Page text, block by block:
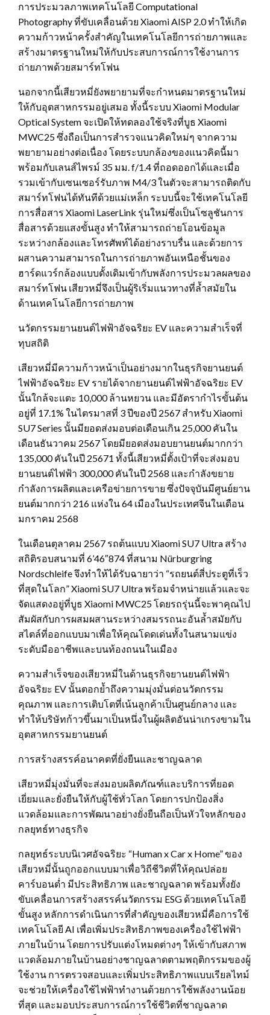
การประมวลภาพเทคโนโลยี Computational
Photography ที่ขับเคลื่อนด้วย Xiaomi AISP 2.0 ทำให้เกิด
ความก้าวหน้าครั้งสำคัญในเทคโนโลยีการถ่ายภาพและ
สร้างมาตรฐานใหม่ให้กับประสบการณ์การใช้งานการ
ถ่ายภาพด้วยสมาร์ทโฟน
นอกจากนี้เสียวหมี่ยังพยายามที่จะกำหนดมาตรฐานใหม่
ให้กับอุตสาหกรรมอยู่เสมอ ทั้งนี้ระบบ Xiaomi Modular
Optical System จะเปิดให้ทดลองใช้จริงที่บูธ Xiaomi
MWC25 ซึ่งถือเป็นการสำรวจแนวคิดใหม่ๆ จากความ
พยายามอย่างต่อเนื่อง โดยระบบกล้องของแนวคิดนี้มา
พร้อมกับเลนส์ไพรม์ 35 มม. f/1.4 ที่ถอดออกได้และเมื่อ
รวมเข้ากับเซนเซอร์รับภาพ M4/3 ในตัวจะสามารถติดกับ
สมาร์ทโฟนได้ทันทีด้วยแม่เหล็ก ระบบนี้จะใช้เทคโนโลยี
การสื่อสาร Xiaomi LaserLink รุ่นใหม่ซึ่งเป็นโซลูชันการ
สื่อสารด้วยแสงขั้นสูง ทำให้สามารถถ่ายโอนข้อมูล
ระหว่างกล้องและโทรศัพท์ได้อย่างราบรื่น และด้วยการ
ผสานความสามารถในการถ่ายภาพอันเหนือชั้นของ
ฮาร์ดแวร์กล้องแบบดั้งเดิมเข้ากับพลังการประมวลผลของ
สมาร์ทโฟน เสียวหมี่จึงเป็นผู้ริเริ่มแนวทางที่ล้ำสมัยใน
ด้านเทคโนโลยีการถ่ายภาพ
นวัตกรรมยานยนต์ไฟฟ้าอัจฉริยะ EV และความสำเร็จที่
ทุบสถิติ
เสียวหมี่มีความก้าวหน้าเป็นอย่างมากในธุรกิจยานยนต์
ไฟฟ้าอัจฉริยะ EV รายได้จากยานยนต์ไฟฟ้าอัจฉริยะ EV
นั้นใกล้จะแตะ 10,000 ล้านหยวน และมีอัตรากำไรขั้นต้น
อยู่ที่ 17.1% ในไตรมาสที่ 3 ปีของปี 2567 สำหรับ Xiaomi
SU7 Series นั้นมียอดส่งมอบต่อเดือนเกิน 25,000 คันใน
เดือนธันวาคม 2567 โดยมียอดส่งมอบยานยนต์มากกว่า
135,000 คันในปี 25671 ทั้งนี้เสียวหมี่ตั้งเป้าที่จะส่งมอบ
ยานยนต์ไฟฟ้า 300,000 คันในปี 2568 และกำลังขยาย
กำลังการผลิตและเครือข่ายการขาย ซึ่งปัจจุบันมีศูนย์ยาน
ยนต์มากกว่า 216 แห่งใน 64 เมืองในประเทศจีนในเดือน
มกราคม 2568
ในเดือนตุลาคม 2567 รถต้นแบบ Xiaomi SU7 Ultra สร้าง
สถิติรอบสนามที่ 6’46″874 ที่สนาม Nürburgring
Nordschleife จึงทำให้ได้รับฉายาว่า “รถยนต์สี่ประตูที่เร็ว
ที่สุดในโลก” Xiaomi SU7 Ultra พร้อมจำหน่ายแล้วและจะ
จัดแสดงอยู่ที่บูธ Xiaomi MWC25 โดยรถรุ่นนี้จะพาคุณไป
สัมผัสกับการผสมผสานระหว่างสมรรถนะอันล้ำสมัยกับ
สไตล์ที่ออกแบบมาเพื่อให้คุณโดดเด่นทั้งในสนามแข่ง
ระดับมืออาชีพและบนท้องถนนในเมือง
ความสำเร็จของเสียวหมี่ในด้านธุรกิจยานยนต์ไฟฟ้า
อัจฉริยะ EV นั้นตอกย้ำถึงความมุ่งมั่นต่อนวัตกรรม
คุณภาพ และการเติบโตที่เน้นลูกค้าเป็นศูนย์กลาง และ
ทำให้บริษัทก้าวขึ้นมาเป็นหนึ่งในผู้ผลิตอันน่าเกรงขามใน
อุตสาหกรรมยานยนต์
การสร้างสรรค์อนาคตที่ยั่งยืนและชาญฉลาด
เสียวหมี่มุ่งมั่นที่จะส่งมอบผลิตภัณฑ์และบริการที่ยอด
เยี่ยมและยั่งยืนให้กับผู้ใช้ทั่วโลก โดยการปกป้องสิ่ง
แวดล้อมและการพัฒนาอย่างยั่งยืนถือเป็นหัวใจหลักของ
กลยุทธ์ทางธุรกิจ
กลยุทธ์ระบบนิเวศอัจฉริยะ “Human x Car x Home” ของ
เสียวหมี่นั้นถูกออกแบบมาเพื่อวิถีชีวิตที่ให้คุณปล่อย
คาร์บอนต่ำ มีประสิทธิภาพ และชาญฉลาด พร้อมทั้งยัง
ขับเคลื่อนการสร้างสรรค์นวัตกรรม ESG ด้วยเทคโนโลยี
ขั้นสูง หลักการดำเนินการที่สำคัญของเสียวหมี่คือการใช้
เทคโนโลยี AI เพื่อเพิ่มประสิทธิภาพของเครื่องใช้ไฟฟ้า
ภายในบ้าน โดยการปรับแต่งโหมดต่างๆ ให้เข้ากับสภาพ
แวดล้อมภายในบ้านอย่างชาญฉลาดตามพฤติกรรมของผู้
ใช้งาน การตรวจสอบและเพิ่มประสิทธิภาพแบบเรียลไทม์
จะช่วยให้เครื่องใช้ไฟฟ้าทำงานด้วยการใช้พลังงานน้อย
ที่สุด และมอบประสบการณ์การใช้ชีวิตที่ชาญฉลาด